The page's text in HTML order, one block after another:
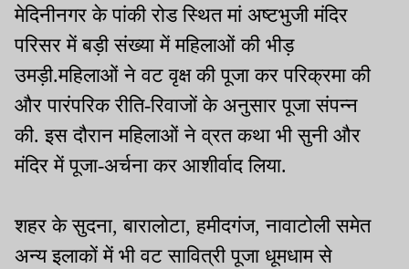
मेदिनीनगर के पांकी रोड स्थित मां अष्टभुजी मंदिर
परिसर में बड़ी संख्या में महिलाओं की भीड़
उमड़ी.महिलाओं ने वट वृक्ष की पूजा कर परिक्रमा की
और पारंपरिक रीति-रिवाजों के अनुसार पूजा संपन्न
की. इस दौरान महिलाओं ने व्रत कथा भी सुनी और
मंदिर में पूजा-अर्चना कर आशीर्वाद लिया.
शहर के सुदना, बारालोटा, हमीदगंज, नावाटोली समेत
अन्य इलाकों में भी वट सावित्री पूजा धूमधाम से